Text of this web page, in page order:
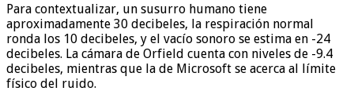
Para contextualizar, un susurro humano tiene
aproximadamente 30 decibeles, la respiración normal
ronda los 10 decibeles, y el vacío sonoro se estima en -24
decibeles. La cámara de Orfield cuenta con niveles de -9.4
decibeles, mientras que la de Microsoft se acerca al límite
físico del ruido.